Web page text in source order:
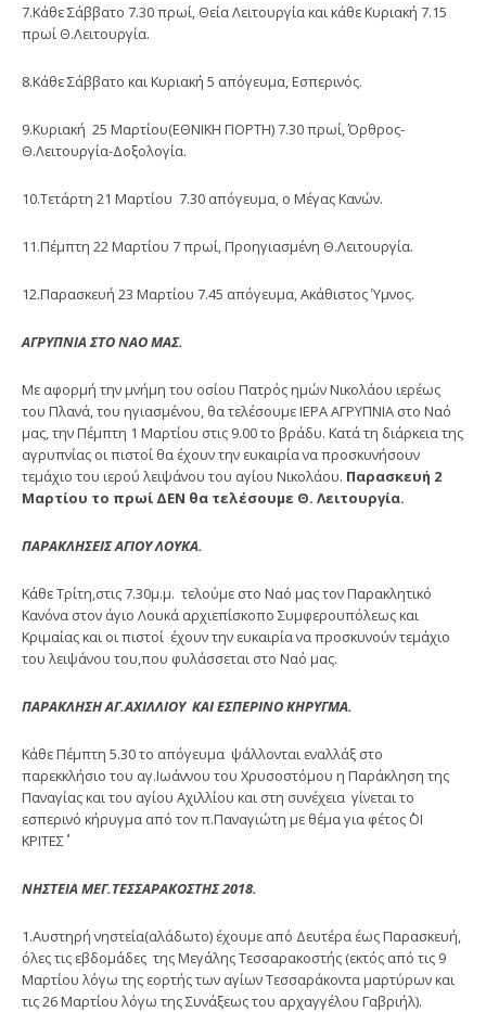
7.Κάθε Σάββατο 7.30 πρωί, Θεία Λειτουργία και κάθε Κυριακή 7.15
πρωί Θ.Λειτουργία.
8.Κάθε Σάββατο και Κυριακή 5 απόγευμα, Εσπερινός.
9.Κυριακή 25 Μαρτίου(ΕΘΝΙΚΗ ΓΙΟΡΤΗ) 7.30 πρωί, Όρθρος-
Θ.Λειτουργία-Δοξολογία.
10.Τετάρτη 21 Μαρτίου 7.30 απόγευμα, ο Μέγας Κανών.
11.Πέμπτη 22 Μαρτίου 7 πρωί, Προηγιασμένη Θ.Λειτουργία.
12.Παρασκευή 23 Μαρτίου 7.45 απόγευμα, Ακάθιστος Ύμνος.
ΑΓΡΥΠΝΙΑ ΣΤΟ ΝΑΟ ΜΑΣ.
Με αφορμή την μνήμη του οσίου Πατρός ημών Νικολάου ιερέως
του Πλανά, του ηγιασμένου, θα τελέσουμε ΙΕΡΑ ΑΓΡΥΠΝΙΑ στο Ναό
μας, την Πέμπτη 1 Μαρτίου στις 9.00 το βράδυ. Κατά τη διάρκεια της
αγρυπνίας οι πιστοί θα έχουν την ευκαιρία να προσκυνήσουν
τεμάχιο του ιερού λειψάνου του αγίου Νικολάου. Παρασκευή 2
Μαρτίου το πρωί ΔΕΝ θα τελέσουμε Θ. Λειτουργία.
ΠΑΡΑΚΛΗΣΕΙΣ ΑΓΙΟΥ ΛΟΥΚΑ.
Κάθε Τρίτη,στις 7.30μ.μ. τελούμε στο Ναό μας τον Παρακλητικό
Κανόνα στον άγιο Λουκά αρχιεπίσκοπο Συμφερουπόλεως και
Κριμαίας και οι πιστοί έχουν την ευκαιρία να προσκυνούν τεμάχιο
του λειψάνου του,που φυλάσσεται στο Ναό μας.
ΠΑΡΑΚΛΗΣΗ ΑΓ.ΑΧΙΛΛΙΟΥ ΚΑΙ ΕΣΠΕΡΙΝΟ ΚΗΡΥΓΜΑ.
Κάθε Πέμπτη 5.30 το απόγευμα ψάλλονται εναλλάξ στο
παρεκκλήσιο του αγ.Ιωάννου του Χρυσοστόμου η Παράκληση της
Παναγίας και του αγίου Αχιλλίου και στη συνέχεια γίνεται το
εσπερινό κήρυγμα από τον π.Παναγιώτη με θέμα για φέτος ΄΄ΟΙ
ΚΡΙΤΕΣ΄΄
ΝΗΣΤΕΙΑ ΜΕΓ.ΤΕΣΣΑΡΑΚΟΣΤΗΣ 2018.
1.Αυστηρή νηστεία(αλάδωτο) έχουμε από Δευτέρα έως Παρασκευή,
όλες τις εβδομάδες της Μεγάλης Τεσσαρακοστής (εκτός από τις 9
Μαρτίου λόγω της εορτής των αγίων Τεσσαράκοντα μαρτύρων και
τις 26 Μαρτίου λόγω της Συνάξεως του αρχαγγέλου Γαβριήλ).